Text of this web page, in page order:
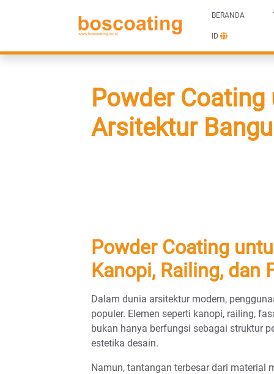
BERANDA
ID
Powder
Arsitektur
Powder Coating
Kanopi, Railing, dan
Dalam dunia arsitektur modern,
populer. Elemen seperti kanopi, railing,
bukan hanya berfungsi sebagai struktur
estetika desain.
Namun, tantangan terbesar dari material